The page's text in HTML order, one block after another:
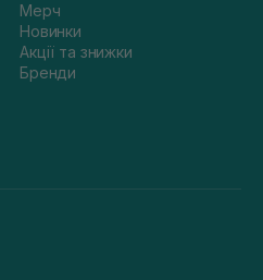
Мерч
Новинки
Акції та знижки
Бренди